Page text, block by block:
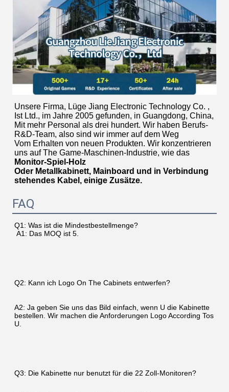
Unsere Firma, Lüge Jiang Electronic Technology Co. ,
Ist Ltd., im Jahre 2005 gefunden, in Guangdong, China,
Mit mehr Personal als drei hundert. Wir haben Berufs-
R&D-Team, also sind wir immer auf dem Weg
Vom Erhalten von neuen Produkten. Wir konzentrieren
Monitor-Spiel-Holz
Oder Metallkabinett, Mainboard und in Verbindung
stehendes Kabel, einige Zusätze.
FAQ
A1: Das MOQ ist 5.
Q2: Kann ich Logo On The Cabinets entwerfen?
A2: Ja geben Sie uns das Bild einfach, wenn U die Kabinette
bestellen. Wir machen die Anforderungen Logo According Tos
U.
Q3: Die Kabinette nur benutzt für die 22 Zoll-Monitoren?